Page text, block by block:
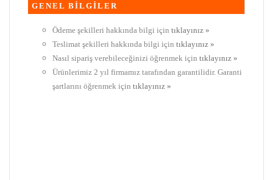
GENEL BİLGİLER
Ödeme şekilleri hakkında bilgi için tıklayınız »
Teslimat şekilleri hakkında bilgi için tıklayınız »
Nasıl sipariş verebileceğinizi öğrenmek için tıklayınız »
Ürünlerimiz 2 yıl firmamız tarafından garantilidir. Garanti
şartlarını öğrenmek için tıklayınız »